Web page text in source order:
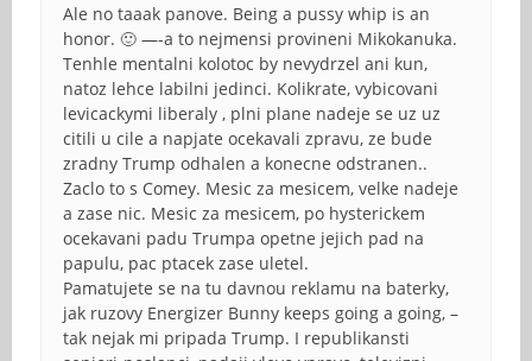
Ale no taaak panove. Being a pussy whip is an
honor. 🙂 —-a to nejmensi provineni Mikokanuka.
Tenhle mentalni kolotoc by nevydrzel ani kun,
natoz lehce labilni jedinci. Kolikrate, vybicovani
levicackymi liberaly , plni plane nadeje se uz uz
citili u cile a napjate ocekavali zpravu, ze bude
zradny Trump odhalen a konecne odstranen..
Zaclo to s Comey. Mesic za mesicem, velke nadeje
a zase nic. Mesic za mesicem, po hysterickem
ocekavani padu Trumpa opetne jejich pad na
papulu, pac ptacek zase uletel.
Pamatujete se na tu davnou reklamu na baterky,
jak ruzovy Energizer Bunny keeps going a going, –
tak nejak mi pripada Trump. I republikansti